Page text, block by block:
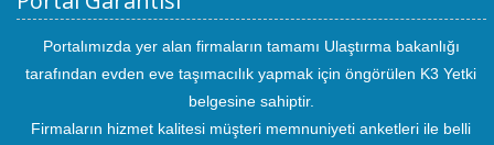
Portalımızda yer alan firmaların tamamı Ulaştırma bakanlığı
tarafından evden eve taşımacılık yapmak için öngörülen K3 Yetki
belgesine sahiptir.
Firmaların hizmet kalitesi müşteri memnuniyeti anketleri ile belli